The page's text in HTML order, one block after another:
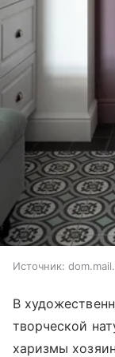
Источник:
В
творческой
харизмы